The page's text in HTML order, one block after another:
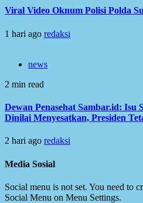
Viral Video Oknum Polisi Polda
1 hari ago redaksi
news
2 min read
Dewan Penasehat Sambar.id:
Dinilai Menyesatkan, Presiden
2 hari ago redaksi
Media Sosial
Social menu is not set. You need to
Social Menu on Menu Settings.